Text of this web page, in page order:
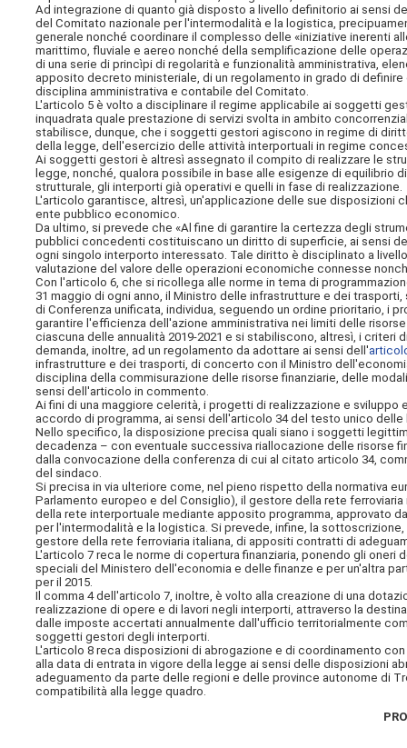
Ad integrazione di quanto già disposto a livello definitorio ai sensi
del Comitato nazionale per l'intermodalità e la logistica,
generale nonché coordinare il complesso delle «iniziative inerenti
marittimo, fluviale e aereo nonché della semplificazione delle
di una serie di princìpi di regolarità e funzionalità amministrativa,
apposito decreto ministeriale, di un regolamento in grado di
disciplina amministrativa e contabile del Comitato.
L'articolo 5 è volto a disciplinare il regime applicabile ai soggetti
inquadrata quale prestazione di servizi svolta in ambito
stabilisce, dunque, che i soggetti gestori agiscono in regime di
della legge, dell'esercizio delle attività interportuali in regime
Ai soggetti gestori è altresì assegnato il compito di realizzare le
legge, nonché, qualora possibile in base alle esigenze di
strutturale, gli interporti già operativi e quelli in fase di realizzazione.
L'articolo garantisce, altresì, un'applicazione delle sue
ente pubblico economico.
Da ultimo, si prevede che «Al fine di garantire la certezza degli
pubblici concedenti costituiscano un diritto di superficie, ai sensi
ogni singolo interporto interessato. Tale diritto è disciplinato a
valutazione del valore delle operazioni economiche connesse
Con l'articolo 6, che si ricollega alle norme in tema di
31 maggio di ogni anno, il Ministro delle infrastrutture e dei
di Conferenza unificata, individua, seguendo un ordine prioritario, i
garantire l'efficienza dell'azione amministrativa nei limiti delle
ciascuna delle annualità 2019-2021 e si stabiliscono, altresì, i
demanda, inoltre, ad un regolamento da adottare ai sensi dell'
infrastrutture e dei trasporti, di concerto con il Ministro
disciplina della commisurazione delle risorse finanziarie, delle
sensi dell'articolo in commento.
Ai fini di una maggiore celerità, i progetti di realizzazione e
accordo di programma, ai sensi dell'articolo 34 del testo unico
Nello specifico, la disposizione precisa quali siano i soggetti
decadenza – con eventuale successiva riallocazione delle risorse
dalla convocazione della conferenza di cui al citato articolo 34,
del sindaco.
Si precisa in via ulteriore come, nel pieno rispetto della normativa
Parlamento europeo e del Consiglio), il gestore della rete
della rete interportuale mediante apposito programma, approvato
per l'intermodalità e la logistica. Si prevede, infine, la
gestore della rete ferroviaria italiana, di appositi contratti di
L'articolo 7 reca le norme di copertura finanziaria, ponendo gli
speciali del Ministero dell'economia e delle finanze e per un'altra
per il 2015.
Il comma 4 dell'articolo 7, inoltre, è volto alla creazione di una
realizzazione di opere e di lavori negli interporti, attraverso la
dalle imposte accertati annualmente dall'ufficio territorialmente
soggetti gestori degli interporti.
L'articolo 8 reca disposizioni di abrogazione e di coordinamento
alla data di entrata in vigore della legge ai sensi delle disposizioni
adeguamento da parte delle regioni e delle province autonome di
compatibilità alla legge quadro.